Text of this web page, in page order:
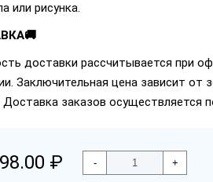
или рисунка.
доставки рассчитывается при
Заключительная цена зависит от
Доставка заказов осуществляется
₽ - +